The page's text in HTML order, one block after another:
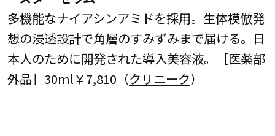
多機能なナイアシンアミドを採用。生体模倣発
想の浸透設計で角層のすみずみまで届ける。日
本人のために開発された導入美容液。［医薬部
外品］30ml￥7,810（クリニーク）